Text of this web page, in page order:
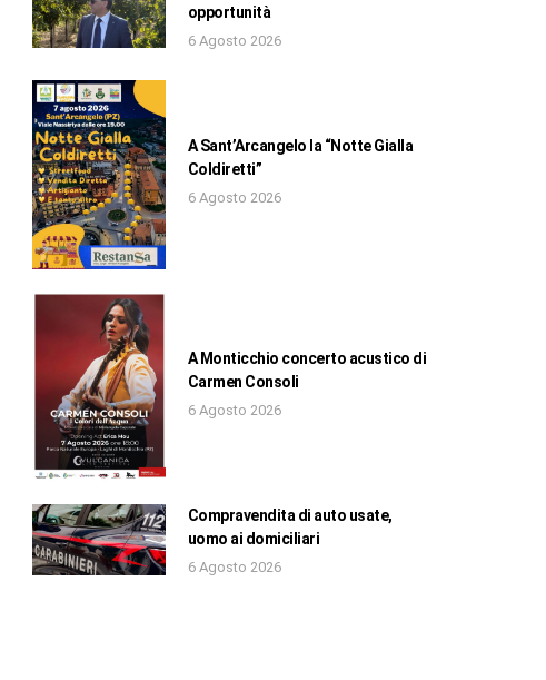
opportunità
6 Agosto 2026
A Sant’Arcangelo la “Notte Gialla
Coldiretti”
6 Agosto 2026
A Monticchio concerto acustico di
Carmen Consoli
6 Agosto 2026
Compravendita di auto usate,
uomo ai domiciliari
6 Agosto 2026